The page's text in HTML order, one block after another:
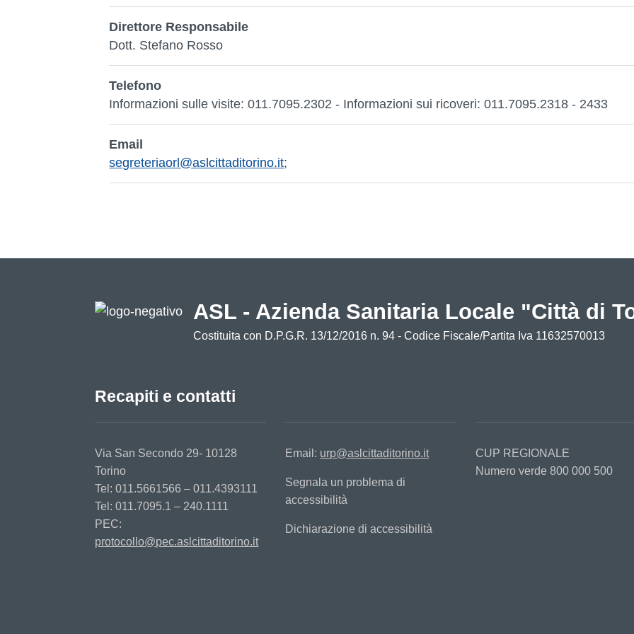
Direttore Responsabile
Dott. Stefano Rosso
Telefono
Informazioni sulle visite: 011.7095.2302 - Informazioni sui ricoveri: 011.7095.2318 - 2433
Email
segreteriaorl@aslcittaditorino.it;
ASL - Azienda Sanitaria Locale "Città di
Costituita con D.P.G.R. 13/12/2016 n. 94 - Codice Fiscale/Partita Iva 11632570013
Recapiti e contatti
Via San Secondo 29- 10128
Torino
Tel: 011.5661566 – 011.4393111
Tel: 011.7095.1 – 240.1111
PEC:
protocollo@pec.aslcittaditorino.it
Email: urp@aslcittaditorino.it
Segnala un problema di
accessibilità
Dichiarazione di accessibilità
CUP REGIONALE
Numero verde 800 000 500